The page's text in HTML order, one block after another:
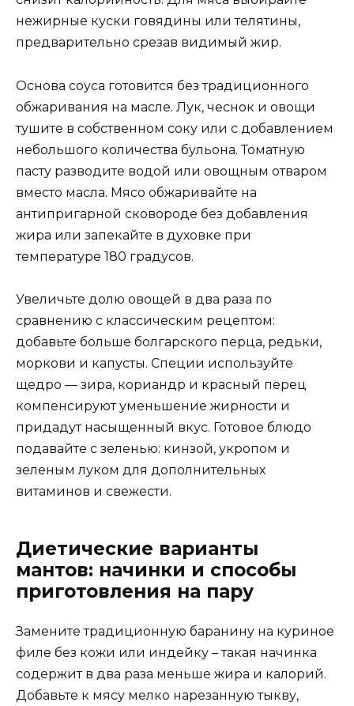
нежирные куски говядины или телятины,
предварительно срезав видимый жир.
Основа соуса готовится без традиционного
обжаривания на масле. Лук, чеснок и овощи
тушите в собственном соку или с добавлением
небольшого количества бульона. Томатную
пасту разводите водой или овощным отваром
вместо масла. Мясо обжаривайте на
антипригарной сковороде без добавления
жира или запекайте в духовке при
температуре 180 градусов.
Увеличьте долю овощей в два раза по
сравнению с классическим рецептом:
добавьте больше болгарского перца, редьки,
моркови и капусты. Специи используйте
щедро — зира, кориандр и красный перец
компенсируют уменьшение жирности и
придадут насыщенный вкус. Готовое блюдо
подавайте с зеленью: кинзой, укропом и
зеленым луком для дополнительных
витаминов и свежести.
Диетические варианты
мантов: начинки и способы
приготовления на пару
Замените традиционную баранину на куриное
филе без кожи или индейку – такая начинка
содержит в два раза меньше жира и калорий.
Добавьте к мясу мелко нарезанную тыкву,